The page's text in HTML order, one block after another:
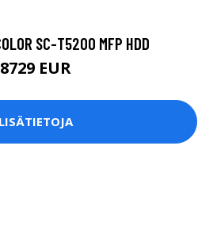
SC-T5200 MFP HDD
8729 EUR
LISÄTIETOJA